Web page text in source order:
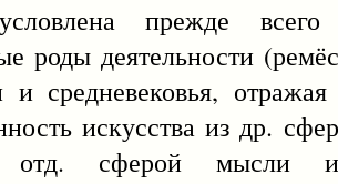
прежде
роды деятельности
и средневековья,
искусства из др.
отд. сферой мысли